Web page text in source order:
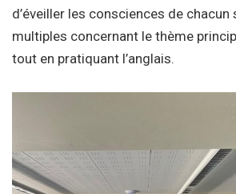
d’éveiller les consciences de
multiples concernant le thème
tout en pratiquant l’anglais.